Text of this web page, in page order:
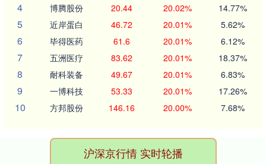
4 博腾股份 20.44 20.02% 14.77%
5 近岸蛋白 46.72 20.01% 5.62%
6 毕得医药 61.6 20.01% 6.12%
7 五洲医疗 83.62 20.01% 18.37%
8 耐科装备 49.67 20.01% 6.83%
9 一博科技 53.33 20.01% 17.26%
10 方邦股份 146.16 20.00% 7.68%
沪深京行情 实时轮播